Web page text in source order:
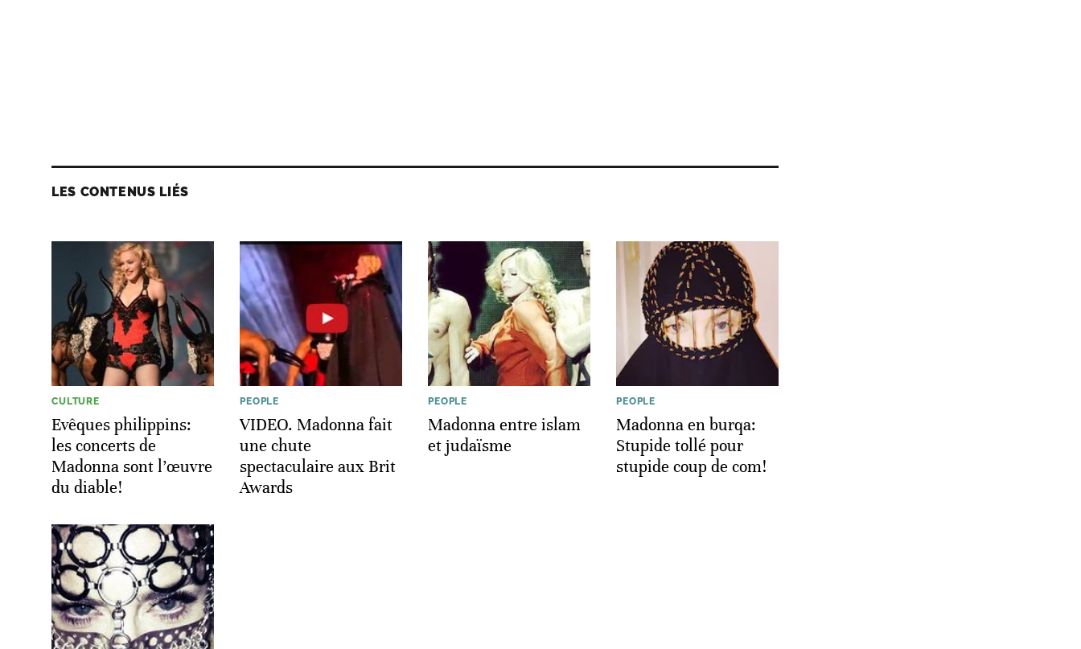
LES CONTENUS LIÉS
CULTURE
Evêques philippins:
les concerts de
Madonna sont l’œuvre
du diable!
PEOPLE
VIDEO. Madonna fait
une chute
spectaculaire aux Brit
Awards
PEOPLE
Madonna entre islam
et judaïsme
PEOPLE
Madonna en burqa:
Stupide tollé pour
stupide coup de com!